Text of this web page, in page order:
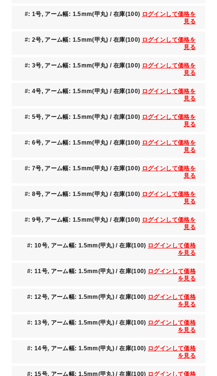
#: 1号, アーム幅: 1.5mm(甲丸) / 在庫(100) ログインして価格を
見る
#: 2号, アーム幅: 1.5mm(甲丸) / 在庫(100) ログインして価格を
見る
#: 3号, アーム幅: 1.5mm(甲丸) / 在庫(100) ログインして価格を
見る
#: 4号, アーム幅: 1.5mm(甲丸) / 在庫(100) ログインして価格を
見る
#: 5号, アーム幅: 1.5mm(甲丸) / 在庫(100) ログインして価格を
見る
#: 6号, アーム幅: 1.5mm(甲丸) / 在庫(100) ログインして価格を
見る
#: 7号, アーム幅: 1.5mm(甲丸) / 在庫(100) ログインして価格を
見る
#: 8号, アーム幅: 1.5mm(甲丸) / 在庫(100) ログインして価格を
見る
#: 9号, アーム幅: 1.5mm(甲丸) / 在庫(100) ログインして価格を
見る
#: 10号, アーム幅: 1.5mm(甲丸) / 在庫(100) ログインして価格
を見る
#: 11号, アーム幅: 1.5mm(甲丸) / 在庫(100) ログインして価格
を見る
#: 12号, アーム幅: 1.5mm(甲丸) / 在庫(100) ログインして価格
を見る
#: 13号, アーム幅: 1.5mm(甲丸) / 在庫(100) ログインして価格
を見る
#: 14号, アーム幅: 1.5mm(甲丸) / 在庫(100) ログインして価格
を見る
#: 15号, アーム幅: 1.5mm(甲丸) / 在庫(100) ログインして価格